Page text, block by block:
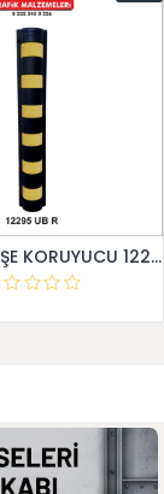
KOLON KÖŞE KORUYUCU 12295 UB R